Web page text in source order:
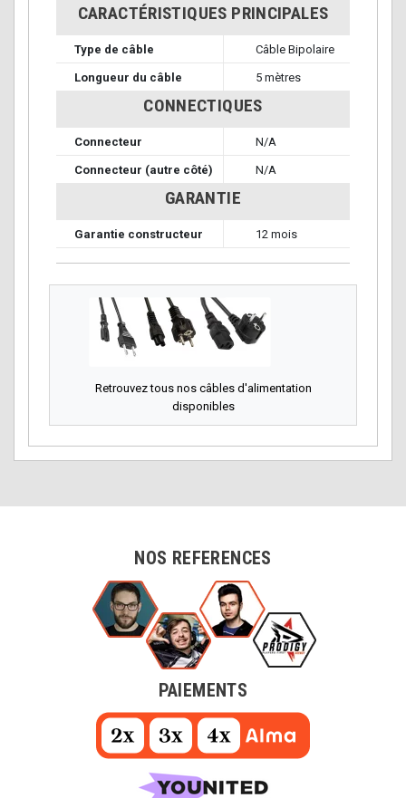
CARACTÉRISTIQUES PRINCIPALES
Type de câble Câble Bipolaire
Longueur du câble 5 mètres
CONNECTIQUES
Connecteur N/A
Connecteur (autre côté) N/A
GARANTIE
Garantie constructeur 12 mois
Retrouvez tous nos câbles d'alimentation
disponibles
NOS REFERENCES
PAIEMENTS